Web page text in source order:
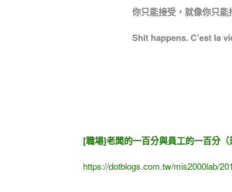
你只能接受，就像你只能
Shit happens. C’est la
[職場]老闆的一百分與員工的一百分（
https://dotblogs.com.tw/mis2000lab/